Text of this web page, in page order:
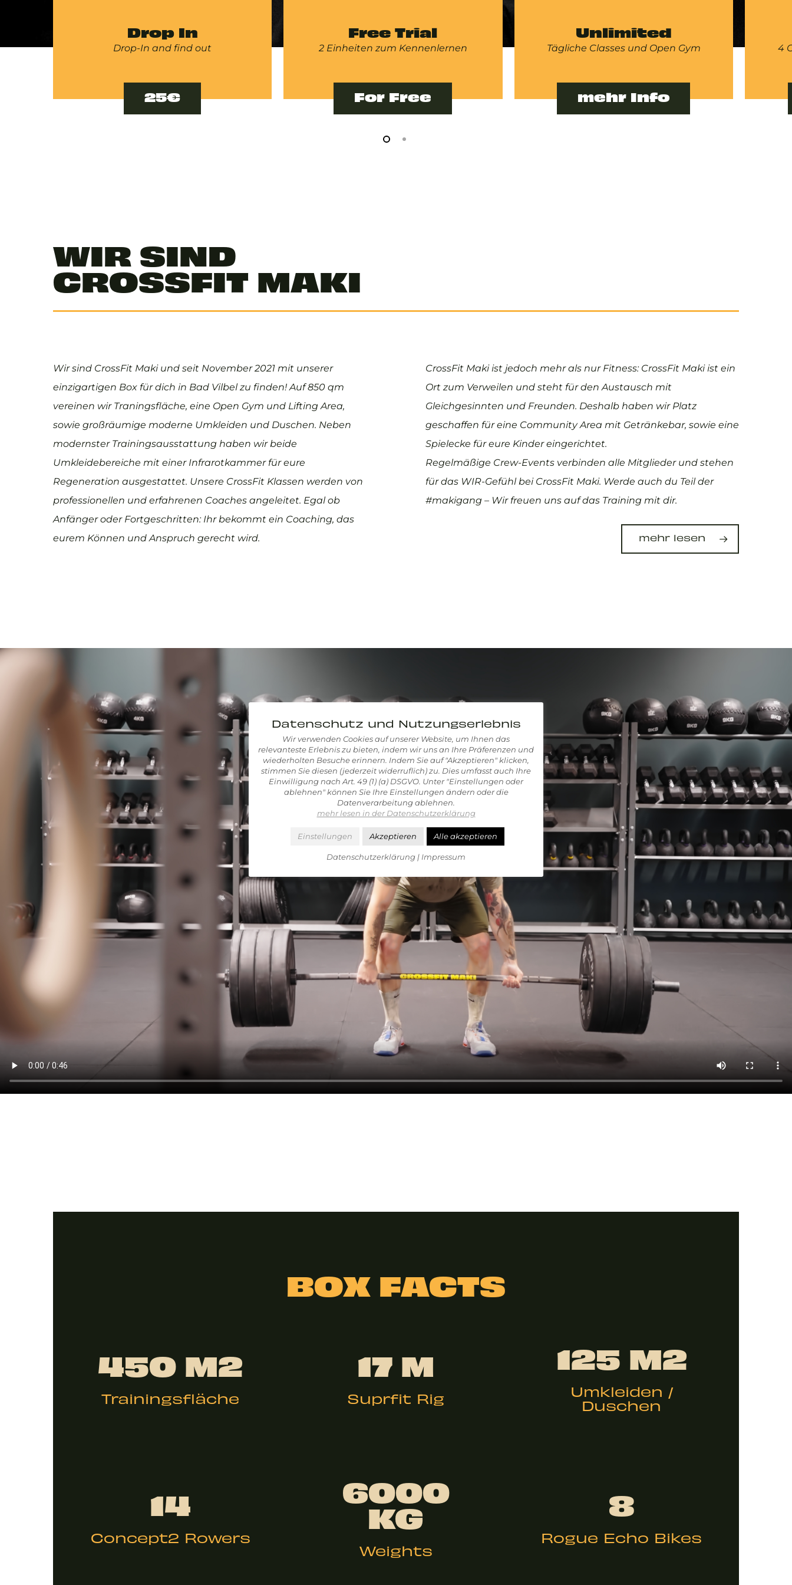
Drop In
Drop-In and find out
25€
Free Trial
2 Einheiten zum Kennenlernen
For Free
Unlimited
Tägliche Classes und Open Gym
mehr Info
4
WIR SIND
CROSSFIT MAKI
Wir sind CrossFit Maki und seit November 2021 mit unserer
einzigartigen Box für dich in Bad Vilbel zu finden! Auf 850 qm
vereinen wir Traningsfläche, eine Open Gym und Lifting Area,
sowie großräumige moderne Umkleiden und Duschen. Neben
modernster Trainingsausstattung haben wir beide
Umkleidebereiche mit einer Infrarotkammer für eure
Regeneration ausgestattet. Unsere CrossFit Klassen werden von
professionellen und erfahrenen Coaches angeleitet. Egal ob
Anfänger oder Fortgeschritten: Ihr bekommt ein Coaching, das
eurem Können und Anspruch gerecht wird.
CrossFit Maki ist jedoch mehr als nur Fitness: CrossFit Maki ist ein
Ort zum Verweilen und steht für den Austausch mit
Gleichgesinnten und Freunden. Deshalb haben wir Platz
geschaffen für eine Community Area mit Getränkebar, sowie eine
Spielecke für eure Kinder eingerichtet.
Regelmäßige Crew-Events verbinden alle Mitglieder und stehen
für das WIR-Gefühl bei CrossFit Maki. Werde auch du Teil der
#makigang – Wir freuen uns auf das Training mit dir.
mehr lesen
BOX FACTS
450 M2
Trainingsfläche
17 M
Suprfit Rig
125 M2
Umkleiden /
Duschen
14
Concept2 Rowers
6000
KG
Weights
8
Rogue Echo Bikes
Datenschutz und Nutzungserlebnis
Wir verwenden Cookies auf unserer Website, um Ihnen das
relevanteste Erlebnis zu bieten, indem wir uns an Ihre Präferenzen und
wiederholten Besuche erinnern. Indem Sie auf "Akzeptieren" klicken,
stimmen Sie diesen (jederzeit widerruflich) zu. Dies umfasst auch Ihre
Einwilligung nach Art. 49 (1) (a) DSGVO. Unter "Einstellungen oder
ablehnen" können Sie Ihre Einstellungen ändern oder die
Datenverarbeitung ablehnen.
mehr lesen in der Datenschutzerklärung
Einstellungen Akzeptieren Alle akzeptieren
Datenschutzerklärung | Impressum